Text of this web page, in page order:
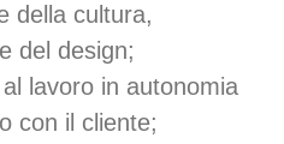
della cultura,
del design;
lavoro in autonomia
con il cliente;